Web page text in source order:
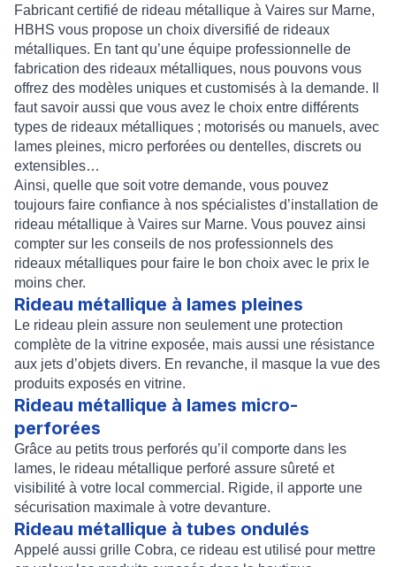
Fabricant certifié de rideau métallique à Vaires sur Marne,
HBHS vous propose un choix diversifié de rideaux
métalliques. En tant qu’une équipe professionnelle de
fabrication des rideaux métalliques, nous pouvons vous
offrez des modèles uniques et customisés à la demande. Il
faut savoir aussi que vous avez le choix entre différents
types de rideaux métalliques ; motorisés ou manuels, avec
lames pleines, micro perforées ou dentelles, discrets ou
extensibles…
Ainsi, quelle que soit votre demande, vous pouvez
toujours faire confiance à nos spécialistes d’installation de
rideau métallique à Vaires sur Marne. Vous pouvez ainsi
compter sur les conseils de nos professionnels des
rideaux métalliques pour faire le bon choix avec le prix le
moins cher.
Rideau métallique à lames pleines
Le rideau plein assure non seulement une protection
complète de la vitrine exposée, mais aussi une résistance
aux jets d’objets divers. En revanche, il masque la vue des
produits exposés en vitrine.
Rideau métallique à lames micro-
perforées
Grâce au petits trous perforés qu’il comporte dans les
lames, le rideau métallique perforé assure sûreté et
visibilité à votre local commercial. Rigide, il apporte une
sécurisation maximale à votre devanture.
Rideau métallique à tubes ondulés
Appelé aussi grille Cobra, ce rideau est utilisé pour mettre